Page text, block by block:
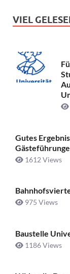
VIEL
Gutes
1612 Views
975 Views
Baustelle
1186 Views